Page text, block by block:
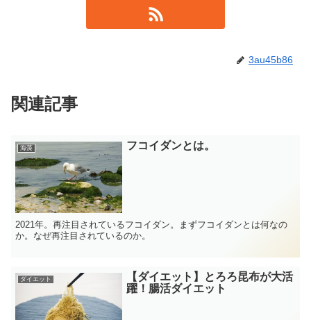
3au45b86
関連記事
海藻 フコイダンとは。
2021年。再注目されているフコイダン。まずフコイダンとは何なの
か。なぜ再注目されているのか。
ダイエット
【ダイエット】とろろ昆布が大活
躍！腸活ダイエット